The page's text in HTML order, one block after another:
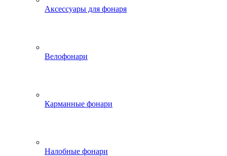
Аксессуары для фонаря
Велофонари
Карманные фонари
Налобные фонари